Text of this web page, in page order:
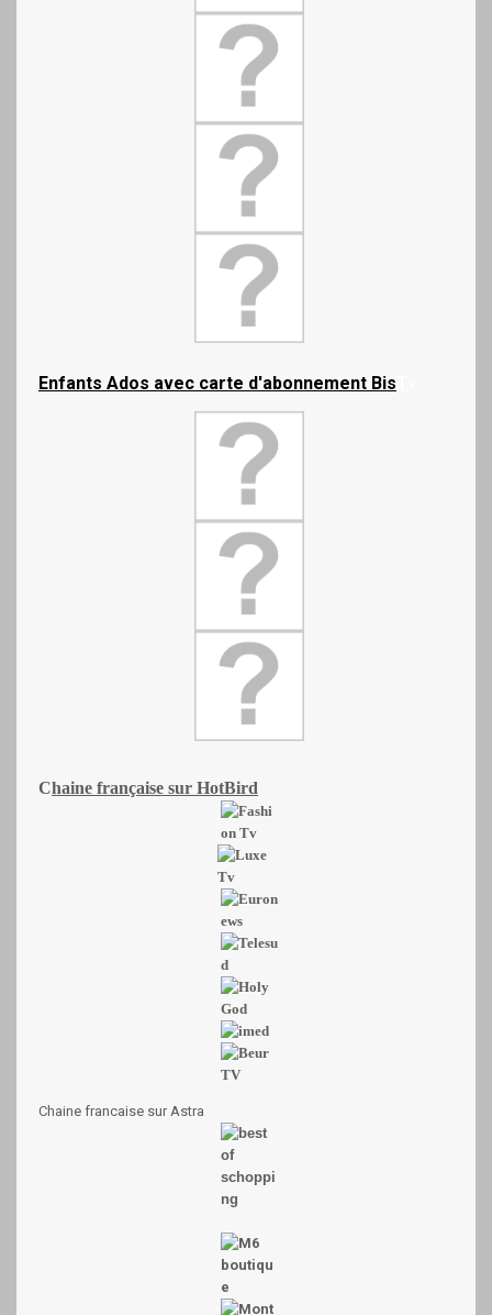
Enfants Ados avec carte d'abonnement Bis
Chaine française sur HotBird
Chaine francaise sur Astra